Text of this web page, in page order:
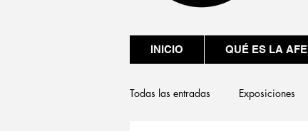
Todas las entradas Exposiciones
INICIO QUÉ ES LA AFE